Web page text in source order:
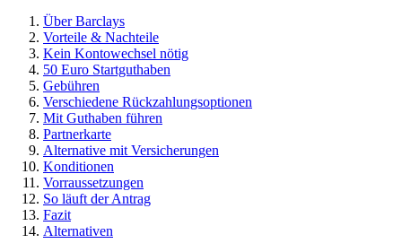
Über Barclays
Vorteile & Nachteile
Kein Kontowechsel nötig
50 Euro Startguthaben
Gebühren
Verschiedene Rückzahlungsoptionen
Mit Guthaben führen
Partnerkarte
Alternative mit Versicherungen
Konditionen
Vorraussetzungen
So läuft der Antrag
Fazit
Alternativen